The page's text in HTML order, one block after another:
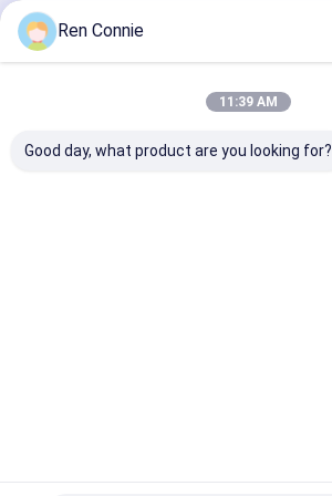
সিরামিক টাইল সিল্যান্ট
হার্ডওয়্যার ইলেকট্রনিক আঠালো
অটোমোবাইল গ্লু
Ren Connie
11:39 AM
Good day, what product are you looking for?